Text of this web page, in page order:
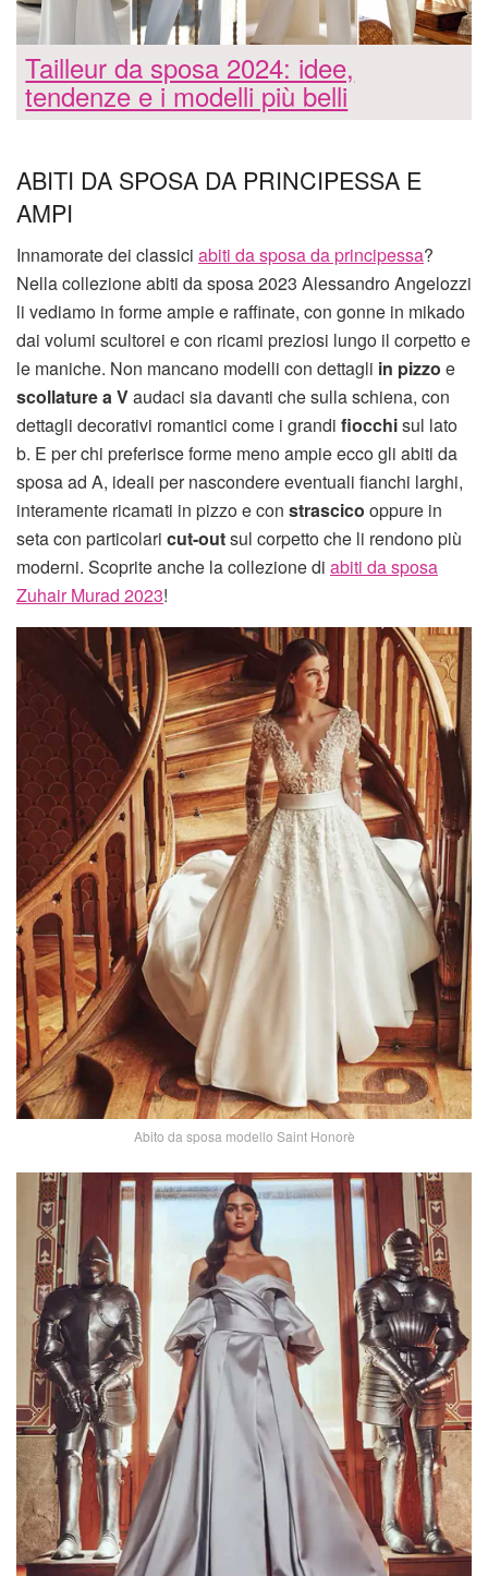
Tailleur da sposa 2024: idee,
tendenze e i modelli più belli
ABITI DA SPOSA DA PRINCIPESSA E
AMPI
Innamorate dei classici abiti da sposa da principessa?
Nella collezione abiti da sposa 2023 Alessandro Angelozzi
li vediamo in forme ampie e raffinate, con gonne in mikado
dai volumi scultorei e con ricami preziosi lungo il corpetto e
le maniche. Non mancano modelli con dettagli in pizzo e
scollature a Vaudaci sia davanti che sulla schiena, con
dettagli decorativi romantici come i grandi fiocchisul lato
b. E per chi preferisce forme meno ampie ecco gli abiti da
sposa ad A, ideali per nascondere eventuali fianchi larghi,
interamente ricamati in pizzo e con strascico oppure in
seta con particolari cut-outsul corpetto che li rendono più
moderni. Scoprite anche la collezione di abiti da sposa
Zuhair Murad 2023!
Abito da sposa modello Saint Honorè